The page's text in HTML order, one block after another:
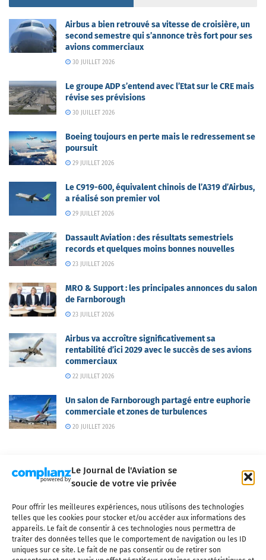
Le Journal de l'Aviation se
soucie de votre vie privée
Pour offrir les meilleures expériences, nous utilisons des technologies
telles que les cookies pour stocker et/ou accéder aux informations des
appareils. Le fait de consentir à ces technologies nous permettra de
traiter des données telles que le comportement de navigation ou les ID
uniques sur ce site. Le fait de ne pas consentir ou de retirer son
Airbus a bien retrouvé sa vitesse de croisière, un
second semestre qui s’annonce très fort pour ses
avions commerciaux
30 JUILLET 2026
Le groupe ADP s’entend avec l’Etat sur le CRE mais
révise ses prévisions
30 JUILLET 2026
Boeing toujours en perte mais le redressement se
poursuit
29 JUILLET 2026
Le C919-600, équivalent chinois de l’A319 d’Airbus,
a réalisé son premier vol
29 JUILLET 2026
Dassault Aviation : des résultats semestriels
records et quelques moins bonnes nouvelles
23 JUILLET 2026
MRO & Support : les principales annonces du salon
de Farnborough
23 JUILLET 2026
Airbus va accroître significativement sa
rentabilité d’ici 2029 avec le succès de ses avions
commerciaux
22 JUILLET 2026
Un salon de Farnborough partagé entre euphorie
commerciale et zones de turbulences
20 JUILLET 2026
Qui sommes-nous ? Nous contacter
Partenaires
Mentions légales
CGV Politique de confidentialité Cookies